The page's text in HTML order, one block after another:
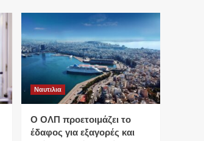
Ναυτιλια
O ΟΛΠ προετοιμάζει το
έδαφος για εξαγορές και